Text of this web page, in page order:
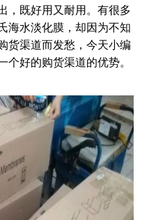
，既好用又耐用。有很多
海水淡化膜，却因为不知
货渠道而发愁，今天小编
个好的购货渠道的优势。